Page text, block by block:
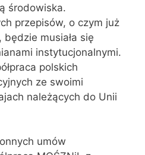
środowiska.
przepisów, o czym już
musiała się
instytucjonalnymi.
polskich
ze swoimi
należących do Unii
umów